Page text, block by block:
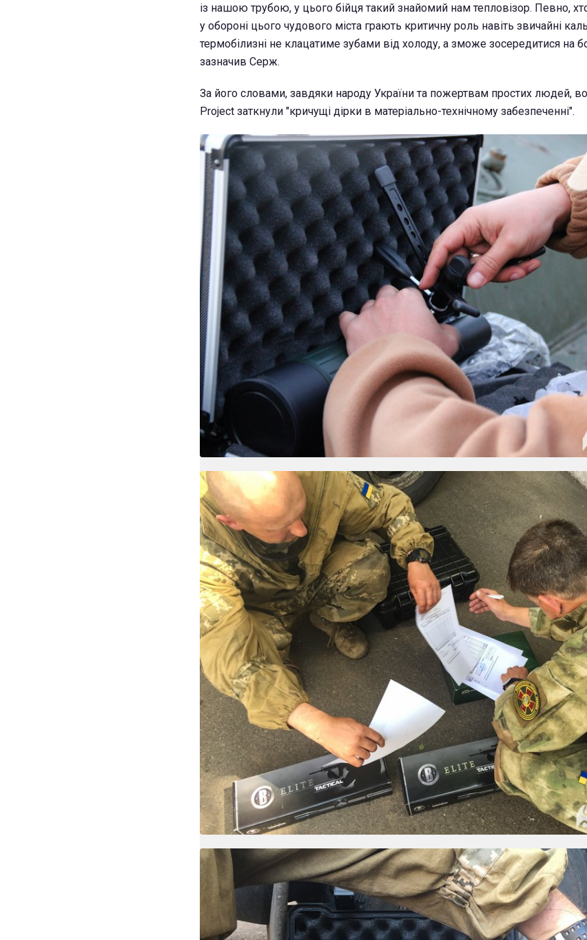
із нашою трубою, у цього бійця такий знайомий нам тепловізор. Певно,
у обороні цього чудового міста грають критичну роль навіть звичайні
термобілизні не клацатиме зубами від холоду, а зможе зосередитися на
зазначив Серж.
За його словами, завдяки народу України та пожертвам простих людей,
Project заткнули "кричущі дірки в матеріально-технічному забезпеченні".